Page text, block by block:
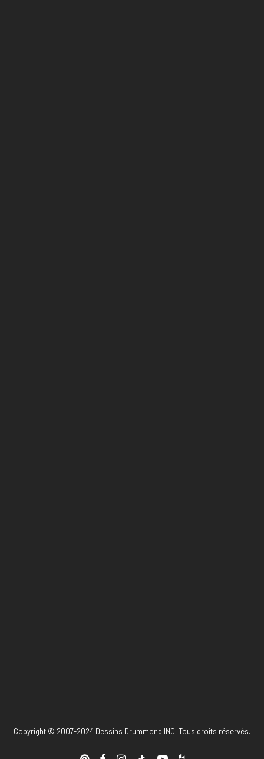
Copyright © 2007-2024 Dessins Drummond INC. Tous droits réservés.